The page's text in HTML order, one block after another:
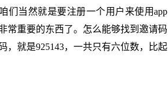
们当然就是要注册一个用户来使用app
常重要的东西了。怎么能够找到邀请码
，就是925143，一共只有六位数，比起